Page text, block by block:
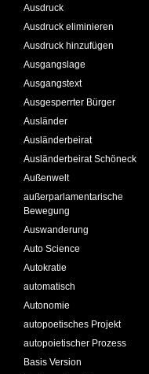
Ausdruck
Ausdruck eliminieren
Ausdruck hinzufügen
Ausgangslage
Ausgangstext
Ausgesperrter Bürger
Ausländer
Ausländerbeirat
Ausländerbeirat Schöneck
Außenwelt
außerparlamentarische
Bewegung
Auswanderung
Auto Science
Autokratie
automatisch
Autonomie
autopoetisches Projekt
autopoietischer Prozess
Basis Version